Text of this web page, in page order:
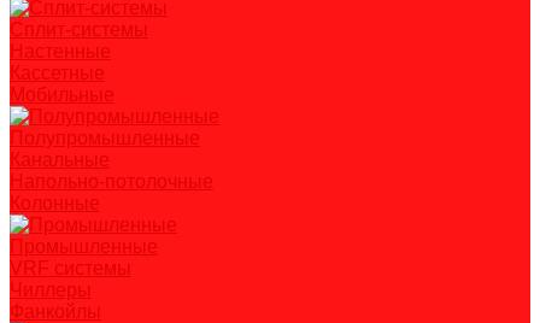
Сплит-системы
Настенные
Кассетные
Мобильные
Полупромышленные
Канальные
Напольно-потолочные
Колонные
Промышленные
VRF системы
Чиллеры
Фанкойлы